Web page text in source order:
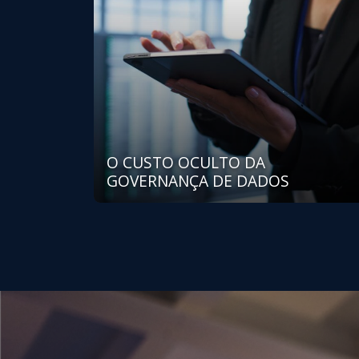
O CUSTO OCULTO DA
GOVERNANÇA DE DADOS